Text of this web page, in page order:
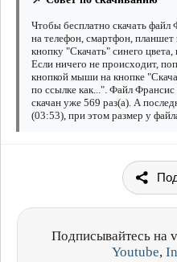
Чтобы бесплатно скачать
на телефон, смартфон,
кнопку "Скачать" синего цвета,
Если ничего не происходит,
кнопкой мыши на кнопке
по ссылке как...". Файл
скачан уже 569 раз(а). А
(03:53), при этом размер у
Подписывайтесь на
Youtube,